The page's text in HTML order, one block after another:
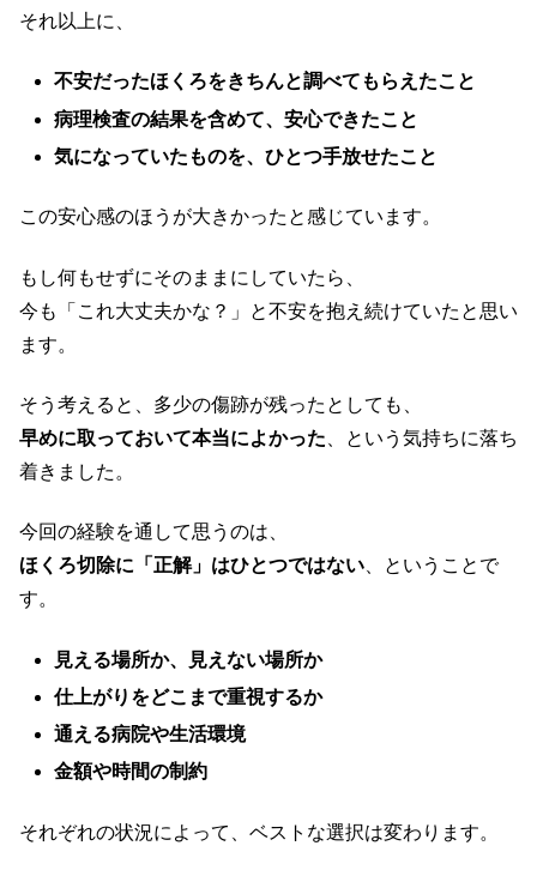
それ以上に、
不安だったほくろをきちんと調べてもらえたこと
病理検査の結果を含めて、安心できたこと
気になっていたものを、ひとつ手放せたこと
この安心感のほうが大きかったと感じています。
もし何もせずにそのままにしていたら、
今も「これ大丈夫かな？」と不安を抱え続けていたと思い
ます。
そう考えると、多少の傷跡が残ったとしても、
早めに取っておいて本当によかった 、という気持ちに落ち
着きました。
今回の経験を通して思うのは、
ほくろ切除に「正解」はひとつではない 、ということで
す。
見える場所か、見えない場所か
仕上がりをどこまで重視するか
通える病院や生活環境
金額や時間の制約
それぞれの状況によって、ベストな選択は変わります。